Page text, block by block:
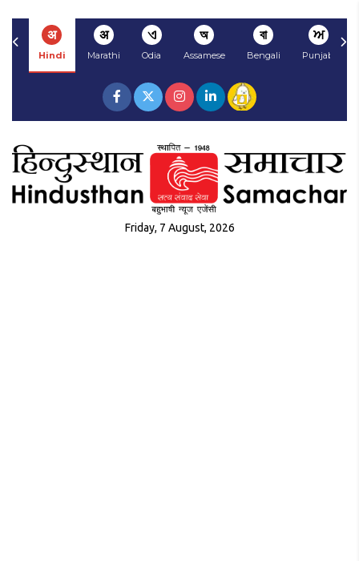
अ
Hindi
अ
Marathi
ଏ
Odia
অ
Assamese
বা
Bengali
ਅ
Punjabi
Friday, 7 August, 2026